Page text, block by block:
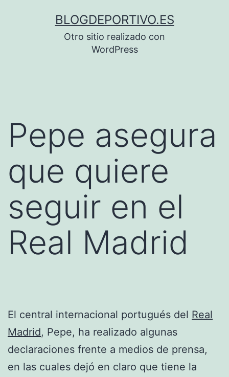
BLOGDEPORTIVO.ES
Otro sitio realizado con
WordPress
Pepe asegura
que quiere
seguir en el
Real Madrid
El central internacional portugués del Real
Madrid, Pepe, ha realizado algunas
declaraciones frente a medios de prensa,
en las cuales dejó en claro que tiene la